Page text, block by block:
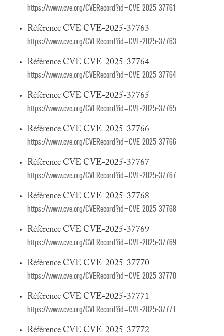
https://www.cve.org/CVERecord?id=CVE-2025-37761
Référence CVE CVE-2025-37763
https://www.cve.org/CVERecord?id=CVE-2025-37763
Référence CVE CVE-2025-37764
https://www.cve.org/CVERecord?id=CVE-2025-37764
Référence CVE CVE-2025-37765
https://www.cve.org/CVERecord?id=CVE-2025-37765
Référence CVE CVE-2025-37766
https://www.cve.org/CVERecord?id=CVE-2025-37766
Référence CVE CVE-2025-37767
https://www.cve.org/CVERecord?id=CVE-2025-37767
Référence CVE CVE-2025-37768
https://www.cve.org/CVERecord?id=CVE-2025-37768
Référence CVE CVE-2025-37769
https://www.cve.org/CVERecord?id=CVE-2025-37769
Référence CVE CVE-2025-37770
https://www.cve.org/CVERecord?id=CVE-2025-37770
Référence CVE CVE-2025-37771
https://www.cve.org/CVERecord?id=CVE-2025-37771
Référence CVE CVE-2025-37772